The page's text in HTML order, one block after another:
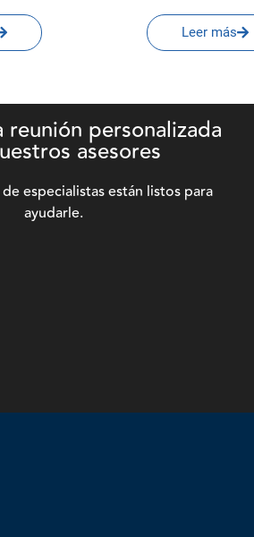
Leer más
personalizada
asesores
especialistas están listos para
ayudarle.